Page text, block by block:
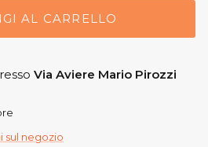
AL CARRELLO
Via Aviere Mario Pirozzi
sul negozio